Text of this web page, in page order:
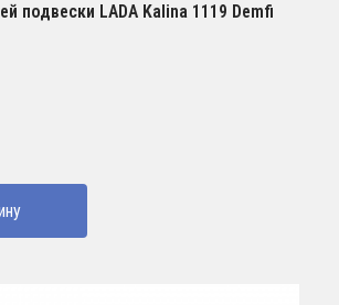
подвески LADA Kalina 1119 Demfi